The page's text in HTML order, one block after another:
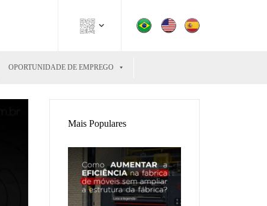
OPORTUNIDADE DE EMPREGO
Mais Populares